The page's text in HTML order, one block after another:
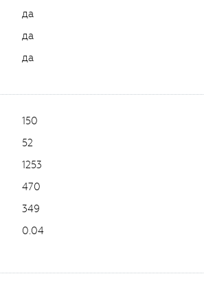
да
да
да
150
52
1253
470
349
0.04